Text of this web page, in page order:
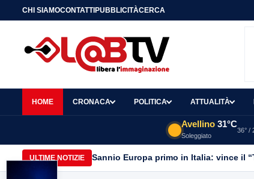
CHI SIAMOCONTATTIPUBBLICITÀCERCA
HOME CRONACA POLITICA ATTUALITÀ
Avellino 31°C
Soleggiato
36° /
ULTIME NOTIZIE Sannio Europa primo in Italia: vince il